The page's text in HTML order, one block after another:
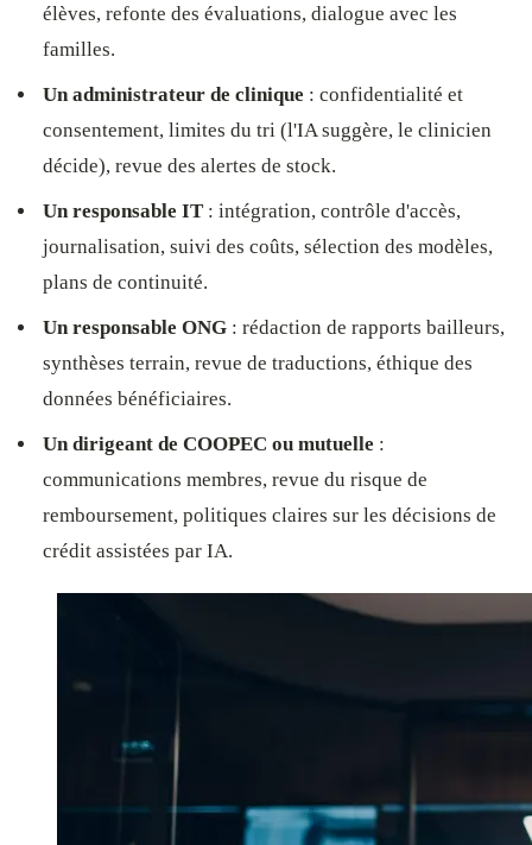
élèves, refonte des évaluations, dialogue avec les
familles.
Un administrateur de clinique : confidentialité et
consentement, limites du tri (l'IA suggère, le clinicien
décide), revue des alertes de stock.
Un responsable IT : intégration, contrôle d'accès,
journalisation, suivi des coûts, sélection des modèles,
plans de continuité.
Un responsable ONG : rédaction de rapports bailleurs,
synthèses terrain, revue de traductions, éthique des
données bénéficiaires.
Un dirigeant de COOPEC ou mutuelle :
communications membres, revue du risque de
remboursement, politiques claires sur les décisions de
crédit assistées par IA.